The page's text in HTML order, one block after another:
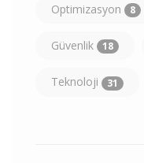
Optimizasyon 8
Güvenlik 18
Teknoloji 31